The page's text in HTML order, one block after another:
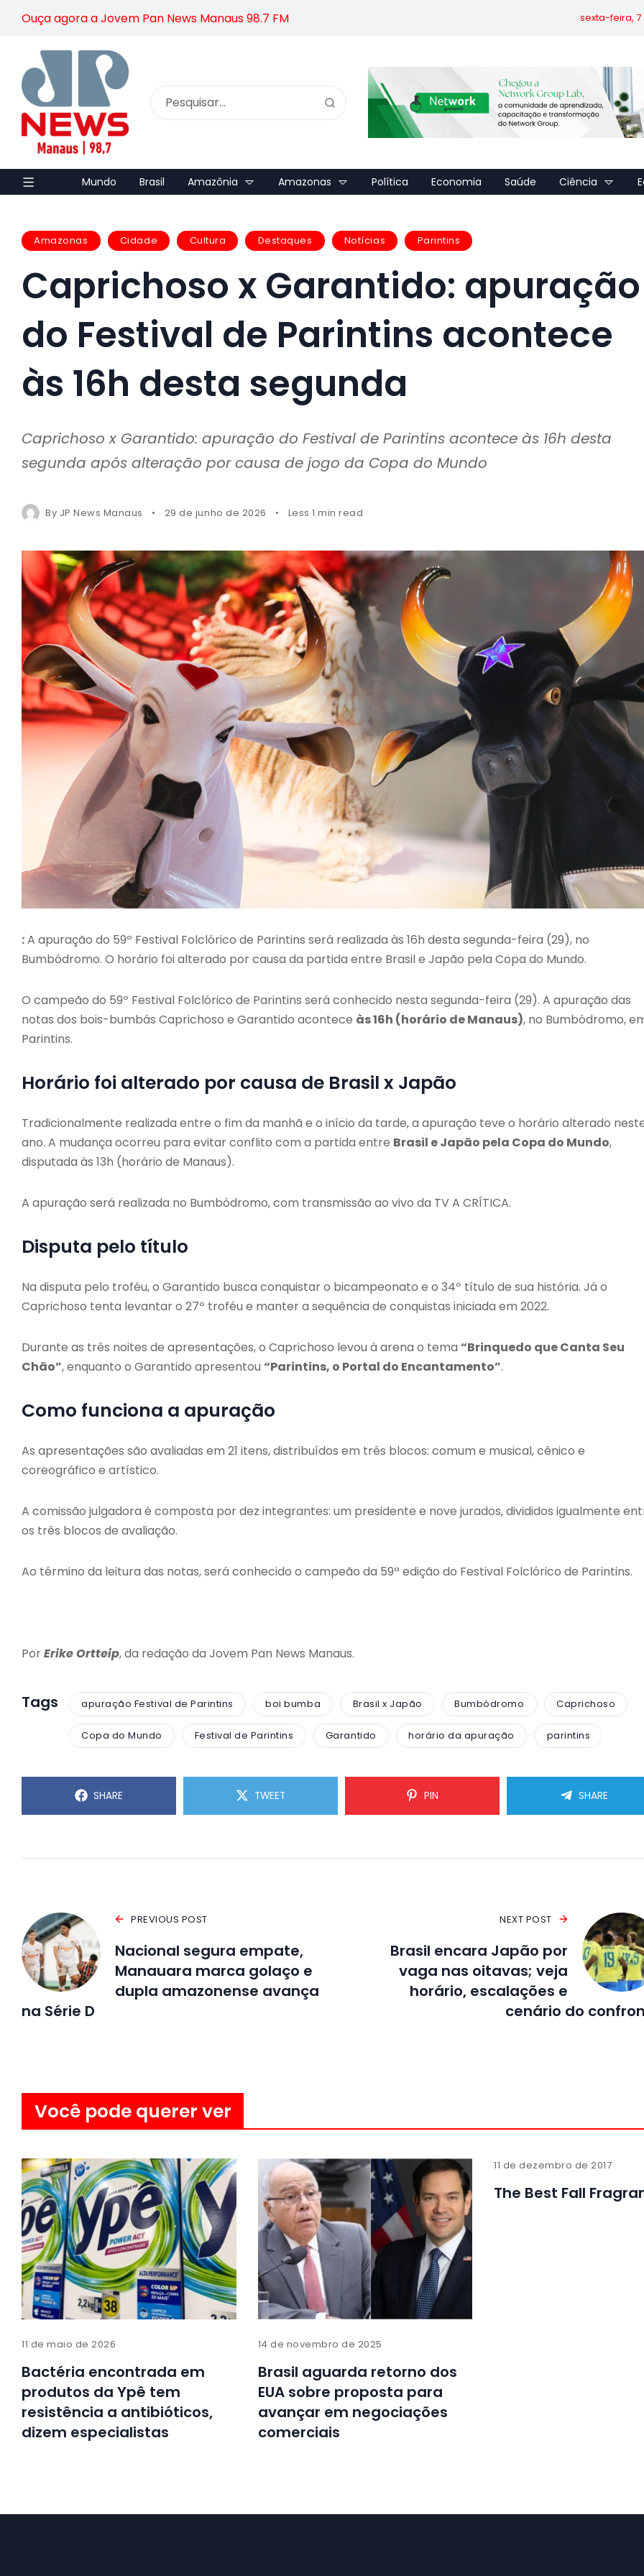
Ouça agora a Jovem Pan News Manaus 98.7 FM sexta-feira, 7
Mundo Brasil Amazônia Amazonas Política Economia Saúde Ciência
Amazonas Cidade Cultura Destaques Notícias Parintins
Caprichoso x Garantido: apuração
do Festival de Parintins acontece
às 16h desta segunda
Caprichoso x Garantido: apuração do Festival de Parintins acontece às 16h desta
segunda após alteração por causa de jogo da Copa do Mundo
By JP News Manaus 29 de junho de 2026 Less 1 min read
:A apuração do 59º Festival Folclórico de Parintins será realizada às 16h desta segunda-feira (29), no
Bumbódromo. O horário foi alterado por causa da partida entre Brasil e Japão pela Copa do Mundo.
O campeão do 59º Festival Folclórico de Parintins será conhecido nesta segunda-feira (29). A apuração das
notas dos bois-bumbás Caprichoso e Garantido acontece às 16h (horário de Manaus), no Bumbódromo,
Parintins.
Horário foi alterado por causa de Brasil x Japão
Tradicionalmente realizada entre o fim da manhã e o início da tarde, a apuração teve o horário alterado
ano. A mudança ocorreu para evitar conflito com a partida entre Brasil e Japão pela Copa do Mundo,
disputada às 13h (horário de Manaus).
A apuração será realizada no Bumbódromo, com transmissão ao vivo da TV A CRÍTICA.
Disputa pelo título
Na disputa pelo troféu, o Garantido busca conquistar o bicampeonato e o 34º título de sua história. Já o
Caprichoso tenta levantar o 27º troféu e manter a sequência de conquistas iniciada em 2022.
Durante as três noites de apresentações, o Caprichoso levou à arena o tema “Brinquedo que Canta Seu
Chão”, enquanto o Garantido apresentou “Parintins, o Portal do Encantamento”.
Como funciona a apuração
As apresentações são avaliadas em 21 itens, distribuídos em três blocos: comum e musical, cênico e
coreográfico e artístico.
A comissão julgadora é composta por dez integrantes: um presidente e nove jurados, divididos igualmente
os três blocos de avaliação.
Ao término da leitura das notas, será conhecido o campeão da 59ª edição do Festival Folclórico de Parintins.
PorErike Ortteip, da redação da Jovem Pan News Manaus.
Tags apuração Festival de Parintins boi bumba Brasil x Japão Bumbódromo Caprichoso
Copa do Mundo Festival de Parintins Garantido horário da apuração parintins
SHARE TWEET PIN SHARE
PREVIOUS POST
Nacional segura empate,
Manauara marca golaço e
dupla amazonense avança
na Série D
NEXT POST
Brasil encara Japão por
vaga nas oitavas; veja
horário, escalações e
cenário do
Você pode querer ver
11 de maio de 2026
Bactéria encontrada em
produtos da Ypê tem
resistência a antibióticos,
dizem especialistas
14 de novembro de 2025
Brasil aguarda retorno dos
EUA sobre proposta para
avançar em negociações
comerciais
11 de dezembro de 2017
The Best Fall